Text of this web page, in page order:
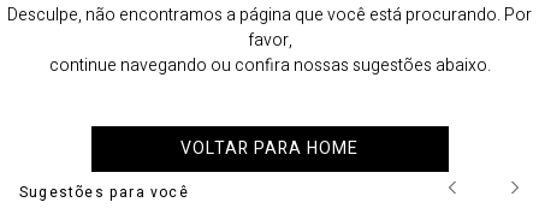
Desculpe, não encontramos a página que você está procurando. Por
favor,
continue navegando ou confira nossas sugestões abaixo.
VOLTAR PARA HOME
Sugestões para você